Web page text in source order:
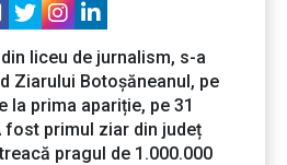
liceu de jurnalism, s-a
Ziarului Botoșăneanul, pe
la prima apariție, pe 31
fost primul ziar din județ
pragul de 1.000.000